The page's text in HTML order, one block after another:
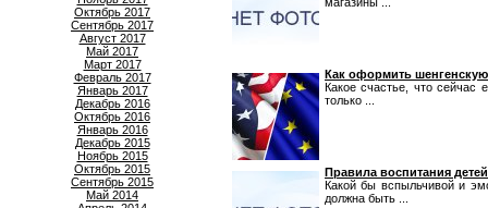
Октябрь 2017
Сентябрь 2017
Август 2017
Май 2017
Март 2017
Февраль 2017
Январь 2017
Декабрь 2016
Октябрь 2016
Январь 2016
Декабрь 2015
Ноябрь 2015
Октябрь 2015
Сентябрь 2015
Май 2014
Как оформить
Какое счастье, что сейчас
только ...
Правила воспитания
Какой бы вспыльчивой и
должна быть ...